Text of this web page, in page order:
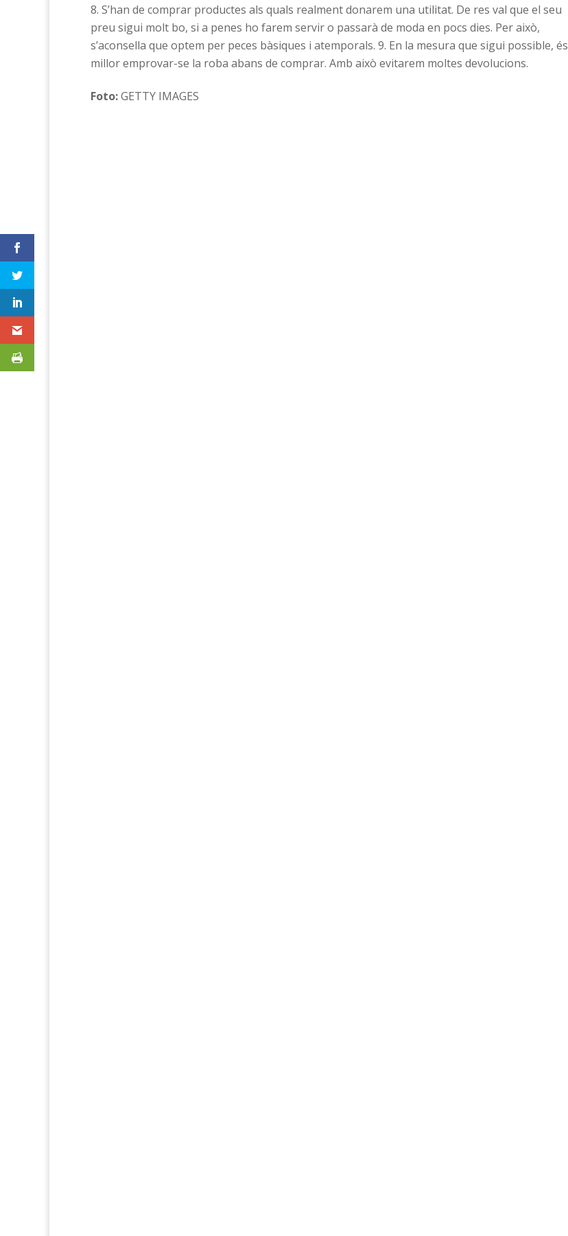
S’han de comprar productes als quals realment donarem una utilitat. De res val que el seu
preu sigui molt bo, si a penes ho farem servir o passarà de moda en pocs dies. Per això,
s’aconsella que optem per peces bàsiques i atemporals. 9. En la mesura que sigui possible, és
millor emprovar-se la roba abans de comprar. Amb això evitarem moltes devolucions.
Foto:GETTY IMAGES